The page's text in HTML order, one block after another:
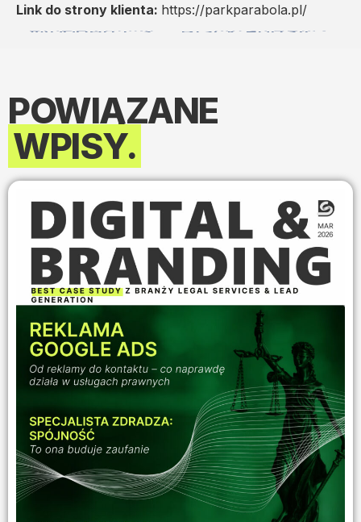
Link do strony klienta: https://parkparabola.pl/
POPRZEDNIWooden Castle – od wizji twórców do udanej kampanii crowdfundingowej NASTĘPNY
Black Friday z ROAS 20x: jak wygenerowaliśmy ogromny zysk dla marki TYGU?
POWIĄZANE
WPISY.